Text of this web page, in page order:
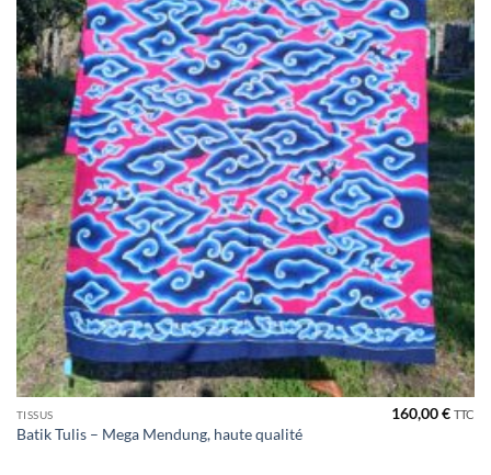
TISSUS
Batik Tulis – Mega Mendung, haute qualité
160,00€ TTC